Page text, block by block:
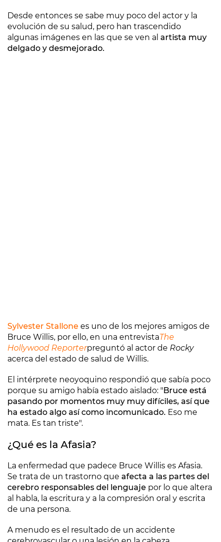
Desde entonces se sabe muy poco del actor y la
evolución de su salud, pero han trascendido
algunas imágenes en las que se ven al artista muy
delgado y desmejorado.
Sylvester Stallone es uno de los mejores amigos de
Bruce Willis, por ello, en una entrevistaThe
Hollywood Reporterpreguntó al actor de Rocky
acerca del estado de salud de Willis.
El intérprete neoyoquino respondió que sabía poco
porque su amigo había estado aislado: "Bruce está
pasando por momentos muy muy difíciles, así que
ha estado algo así como incomunicado. Eso me
mata. Es tan triste".
¿Qué es la Afasia?
La enfermedad que padece Bruce Willis es Afasia.
Se trata de un trastorno que afecta a las partes del
cerebro responsables del lenguaje por lo que altera
al habla, la escritura y a la compresión oral y escrita
de una persona.
A menudo es el resultado de un accidente